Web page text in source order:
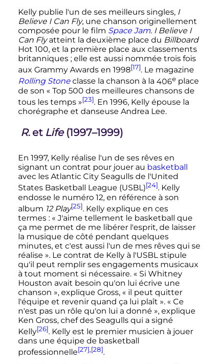
Kelly publie l'un de ses meilleurs singles, I
Believe I Can Fly, une chanson originellement
composée pour le film Space Jam. I Believe I
Can Flyatteint la deuxième place du Billboard
Hot 100, et la première place aux classements
britanniques ; elle est aussi nommée trois fois
aux Grammy Awards en 1998[17]. Le magazine
Rolling Stoneclasse la chanson à la 406e place
de son « Top 500 des meilleures chansons de
tous les temps »[23]. En 1996, Kelly épouse la
chorégraphe et danseuse Andrea Lee.
R.et Life(1997–1999)
En 1997, Kelly réalise l'un de ses rêves en
signant un contrat pour jouer au basketball
avec les Atlantic City Seagulls de l'United
States Basketball League (USBL)[24]. Kelly
endosse le numéro 12, en référence à son
album 12 Play[25]. Kelly explique en ces
termes : « J'aime tellement le basketball que
ça me permet de me libérer l'esprit, de laisser
la musique de côté pendant quelques
minutes, et c'est aussi l'un de mes rêves qui se
réalise ». Le contrat de Kelly à l'USBL stipule
qu'il peut remplir ses engagements musicaux
à tout moment si nécessaire. « Si Whitney
Houston avait besoin qu'on lui écrive une
chanson », explique Gross, « il peut quitter
l'équipe et revenir quand ça lui plaît ». « Ce
n'est pas un rôle qu'on lui a donné », explique
Ken Gross, chef des Seagulls qui a signé
Kelly[26]. Kelly est le premier musicien à jouer
dans une équipe de basketball
professionnelle[27],[28].